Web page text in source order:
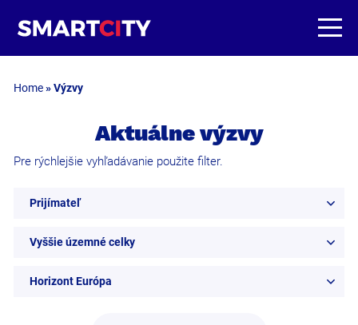
Home»Výzvy
Aktuálne výzvy
Pre rýchlejšie vyhľadávanie použite filter.
Prijímateľ
Vyššie územné celky
Horizont Európa